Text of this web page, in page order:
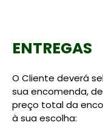
ENTREGAS
O Cliente deverá
sua encomenda,
preço total da
à sua escolha: